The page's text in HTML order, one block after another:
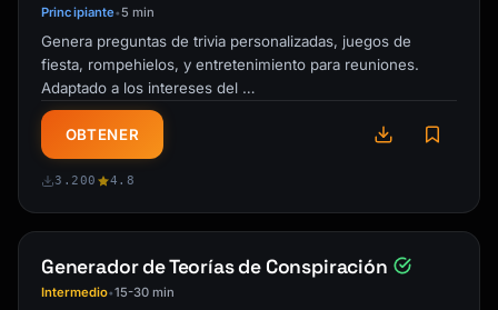
Principiante•5 min
Genera preguntas de trivia personalizadas, juegos de
fiesta, rompehielos, y entretenimiento para reuniones.
Adaptado a los intereses del …
OBTENER
3.200 4.8
Generador de Teorías de Conspiración
Intermedio•15-30 min